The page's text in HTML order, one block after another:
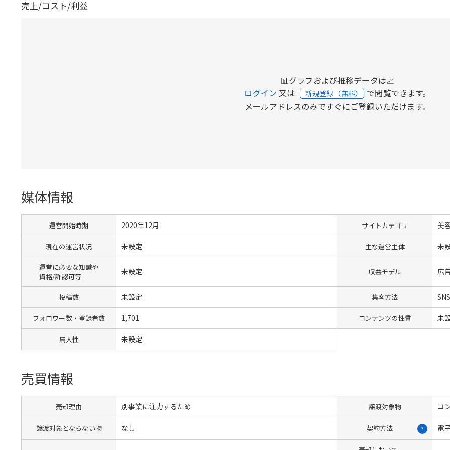
売上/コスト/利益
📊グラフおよび推移データは📈
ログイン 又は 新規登録（無料） で閲覧できます。
メールアドレスのみですぐにご登録いただけます。
媒体情報
運営開始時期 2020年12月 サイトカテゴリ 美
現在の運営状況 未設定 主な運営主体 未
運営に必要な知識や
資格/許認可等
未設定 収益モデル 広
投稿数 未設定 集客方法
フォロワー数・登録者数 1,701 コンテンツの性質 未
属人性 未設定
売買情報
売却理由 別事業に注力するため 譲渡対象物 コ
譲渡対象とならない物 なし 契約方法 ? 電